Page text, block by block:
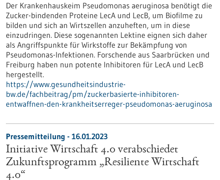
Der Krankenhauskeim Pseudomonas aeruginosa benötigt die
Zucker-bindenden Proteine LecA und LecB, um Biofilme zu
bilden und sich an Wirtszellen anzuheften, um in diese
einzudringen. Diese sogenannten Lektine eignen sich daher
als Angriffspunkte für Wirkstoffe zur Bekämpfung von
Pseudomonas-Infektionen. Forschende aus Saarbrücken und
Freiburg haben nun potente Inhibitoren für LecA und LecB
hergestellt.
https://www.gesundheitsindustrie-
bw.de/fachbeitrag/pm/zuckerbasierte-inhibitoren-
entwaffnen-den-krankheitserreger-pseudomonas-aeruginosa
Pressemitteilung - 16.01.2023
Initiative Wirtschaft 4.0 verabschiedet
Zukunfts­programm „Resiliente Wirtschaft
4.0“